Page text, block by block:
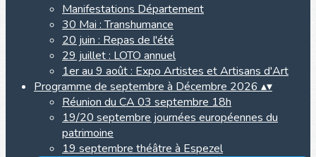
Manifestations Département
30 Mai : Transhumance
20 juin : Repas de l'été
29 juillet : LOTO annuel
1er au 9 août : Expo Artistes et Artisans d'Art
Programme de septembre à Décembre 2026 ▴▾
Réunion du CA 03 septembre 18h
19/20 septembre journées européennes du
patrimoine
19 septembre théâtre à Espezel